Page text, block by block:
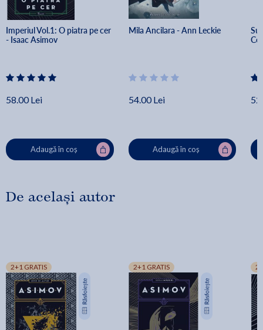
Imperiul Vol.1: O piatra pe cer
- Isaac Asimov
58.00 Lei
Adaugă în coș
Mila Ancilara - Ann Leckie
54.00 Lei
Adaugă în coș
De același autor
2+1 GRATIS 2+1 GRATIS